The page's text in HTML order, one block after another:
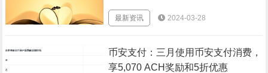
最新资讯 2024-03-28
币安支付：三月使用币安支付消费，
享5,070 ACH奖励和5折优惠